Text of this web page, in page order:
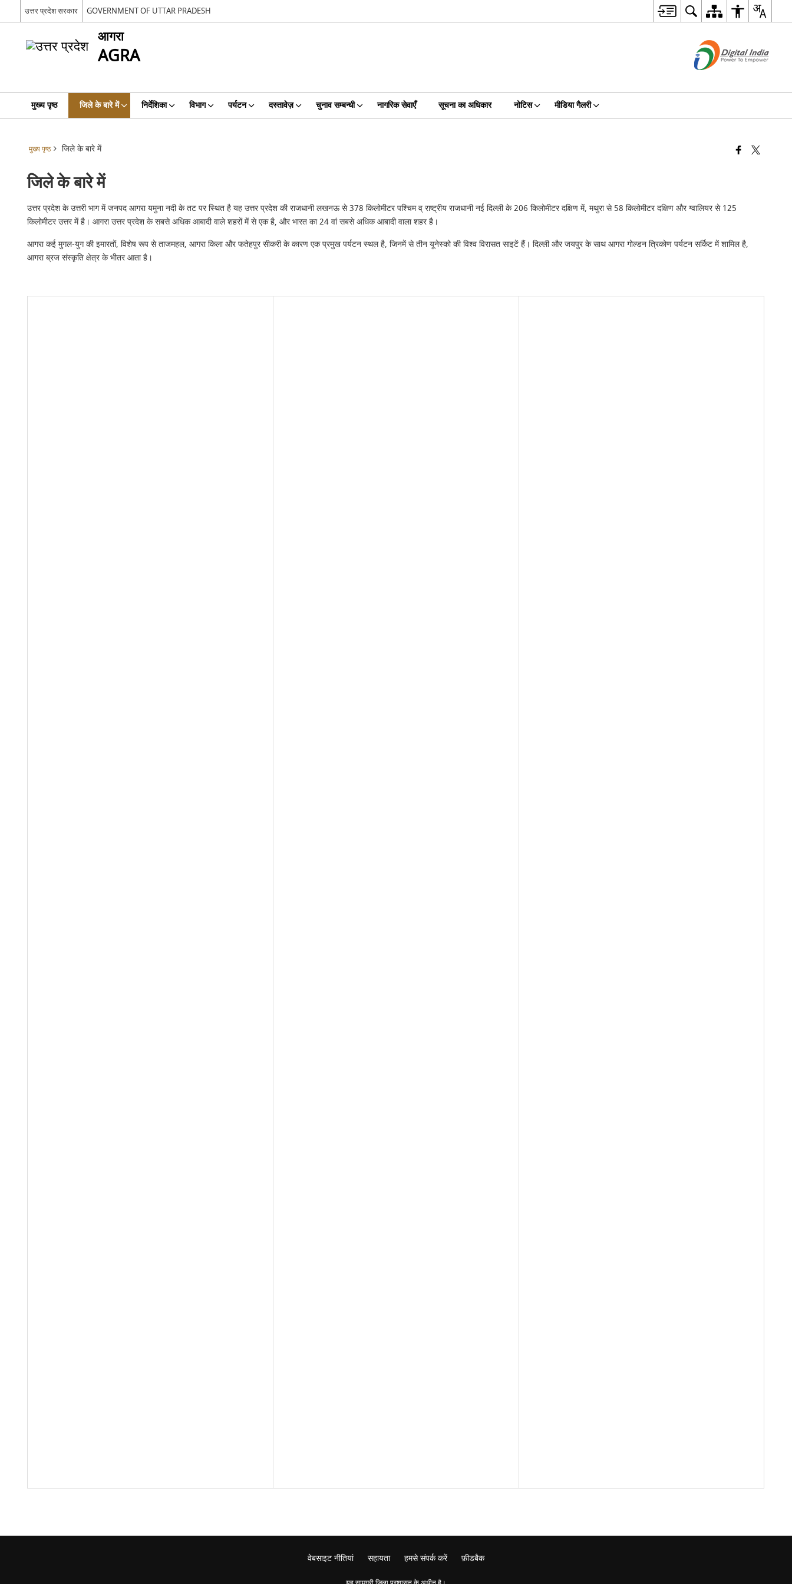
उत्तर प्रदेश सरकार GOVERNMENT OF UTTAR PRADESH
आगरा
AGRA
मुख्य पृष्ठ जिले के बारे में निर्देशिका विभाग पर्यटन दस्तावेज़ चुनाव सम्बन्धी नागरिक सेवाएँ सूचना का अधिकार नोटिस मीडिया गैलरी
मुख्य पृष्ठ जिले के बारे में
जिले के बारे में
उत्तर प्रदेश के उत्तरी भाग में जनपद आगरा यमुना नदी के तट पर स्थित है यह उत्तर प्रदेश की राजधानी लखनऊ से 378 किलोमीटर पश्चिम व् राष्ट्रीय राजधानी नई दिल्ली के 206 किलोमीटर दक्षिण में, मथुरा से 58 किलोमीटर दक्षिण और ग्वालियर से 125
किलोमीटर उत्तर में है। आगरा उत्तर प्रदेश के सबसे अधिक आबादी वाले शहरों में से एक है, और भारत का 24 वां सबसे अधिक आबादी वाला शहर है।
आगरा कई मुगल-युग की इमारतों, विशेष रूप से ताजमहल, आगरा किला और फतेहपुर सीकरी के कारण एक प्रमुख पर्यटन स्थल है, जिनमें से तीन यूनेस्को की विश्व विरासत साइटें हैं। दिल्ली और जयपुर के साथ आगरा गोल्डन त्रिकोण पर्यटन सर्किट में शामिल है,
आगरा ब्रज संस्कृति क्षेत्र के भीतर आता है।
वेबसाइट नीतियां सहायता हमसे संपर्क करें फ़ीडबैक